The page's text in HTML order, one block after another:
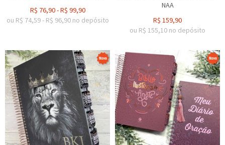
R$ 76,90-R$ 99,90
ou R$ 74,59- R$ 96,90 no depósito
NAA
R$ 159,90
ou R$ 155,10 no depósito